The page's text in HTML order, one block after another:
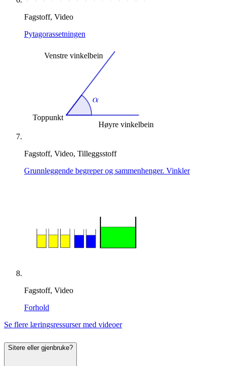
Fagstoff, Video
Pytagorassetningen
Fagstoff, Video, Tilleggsstoff
Grunnleggende begreper og sammenhenger. Vinkler
Fagstoff, Video
Forhold
Se flere læringsressurser med videoer
Sitere eller gjenbruke?